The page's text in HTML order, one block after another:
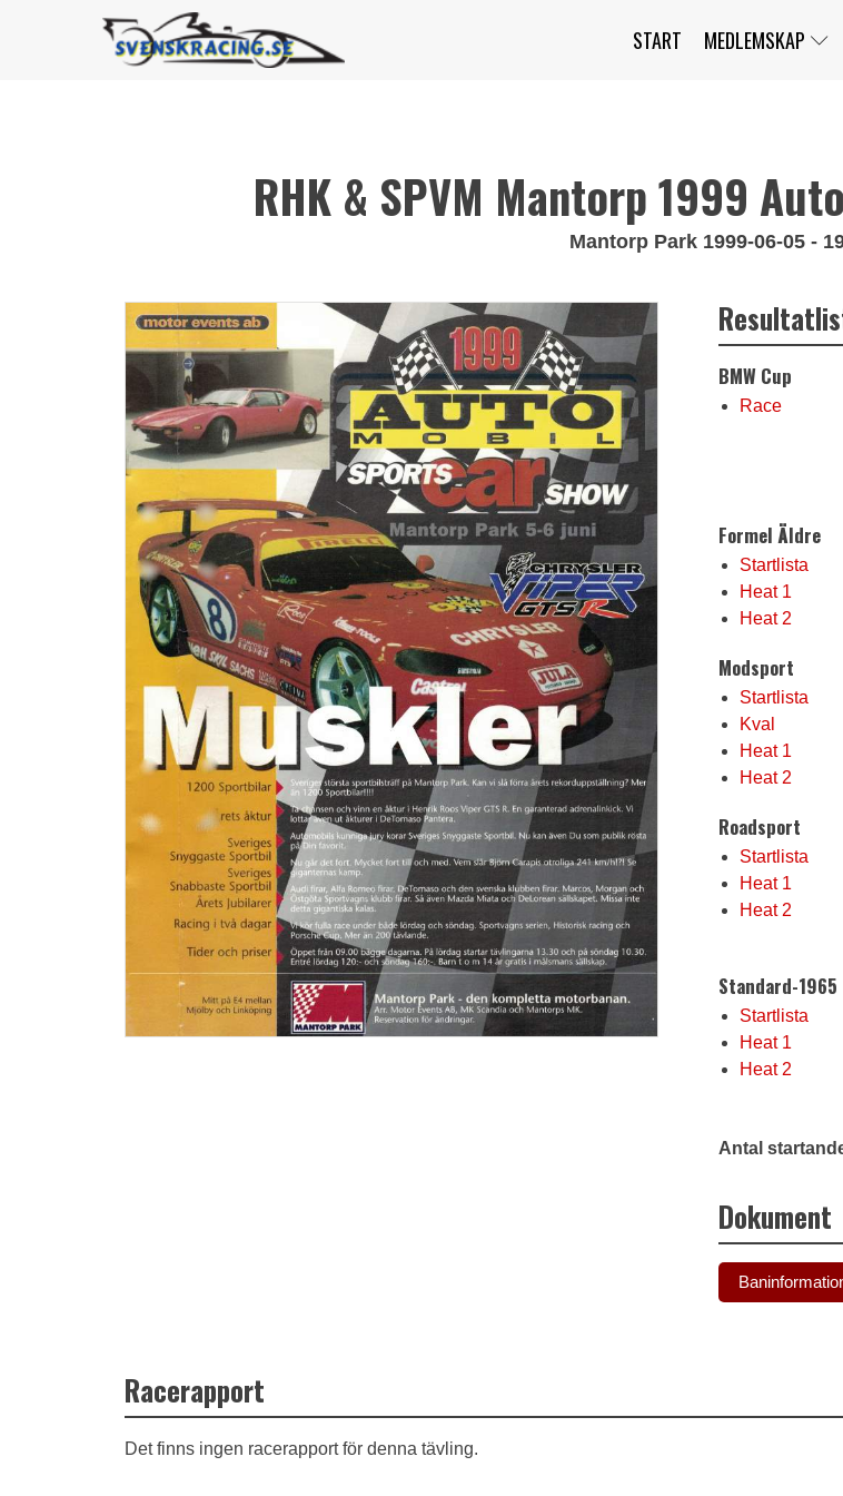
START MEDLEMSKAP
RHK & SPVM Mantorp 1999
Mantorp Park 1999-06-05 -
BMW Cup
Race
Formel Äldre
Startlista
Heat 1
Heat 2
Modsport
Startlista
Kval
Heat 1
Heat 2
Roadsport
Startlista
Heat 1
Heat 2
Standard-1965
Startlista
Heat 1
Heat 2
Antal
Dokument
Racerapport
Det finns ingen racerapport för denna tävling.